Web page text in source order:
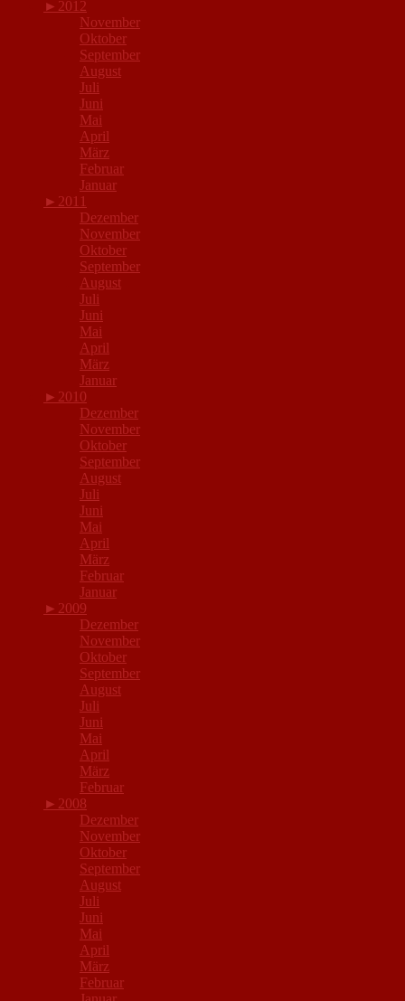
► 2012
November
Oktober
September
August
Juli
Juni
Mai
April
März
Februar
Januar
► 2011
Dezember
November
Oktober
September
August
Juli
Juni
Mai
April
März
Januar
► 2010
Dezember
November
Oktober
September
August
Juli
Juni
Mai
April
März
Februar
Januar
► 2009
Dezember
November
Oktober
September
August
Juli
Juni
Mai
April
März
Februar
► 2008
Dezember
November
Oktober
September
August
Juli
Juni
Mai
April
März
Februar